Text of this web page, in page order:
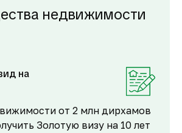
недвижимости
на
от 2 млн дирхамов
Золотую визу на 10 лет